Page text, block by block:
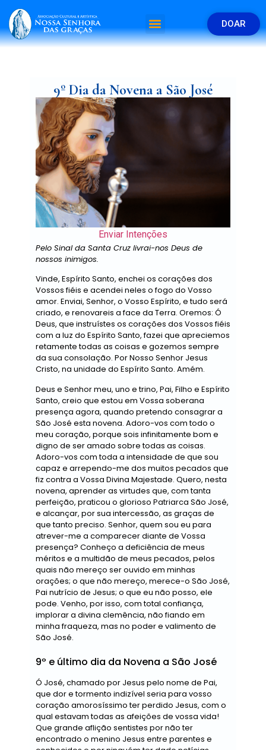
DOAR
9º Dia da Novena a São José
Enviar Intenções
Pelo Sinal da Santa Cruz livrai-nos Deus de
nossos inimigos.
Vinde, Espírito Santo, enchei os corações dos
Vossos fiéis e acendei neles o fogo do Vosso
amor. Enviai, Senhor, o Vosso Espírito, e tudo será
criado, e renovareis a face da Terra. Oremos: Ó
Deus, que instruístes os corações dos Vossos fiéis
com a luz do Espírito Santo, fazei que apreciemos
retamente todas as coisas e gozemos sempre
da sua consolação. Por Nosso Senhor Jesus
Cristo, na unidade do Espírito Santo. Amém.
Deus e Senhor meu, uno e trino, Pai, Filho e Espírito
Santo, creio que estou em Vossa soberana
presença agora, quando pretendo consagrar a
São José esta novena. Adoro-vos com todo o
meu coração, porque sois infinitamente bom e
digno de ser amado sobre todas as coisas.
Adoro-vos com toda a intensidade de que sou
capaz e arrependo-me dos muitos pecados que
fiz contra a Vossa Divina Majestade. Quero, nesta
novena, aprender as virtudes que, com tanta
perfeição, praticou o glorioso Patriarca São José,
e alcançar, por sua intercessão, as graças de
que tanto preciso. Senhor, quem sou eu para
atrever-me a comparecer diante de Vossa
presença? Conheço a deficiência de meus
méritos e a multidão de meus pecados, pelos
quais não mereço ser ouvido em minhas
orações; o que não mereço, merece-o São José,
Pai nutrício de Jesus; o que eu não posso, ele
pode. Venho, por isso, com total confiança,
implorar a divina clemência, não fiando em
minha fraqueza, mas no poder e valimento de
São José.
9º e último dia da Novena a São José
Ó José, chamado por Jesus pelo nome de Pai,
que dor e tormento indizível seria para vosso
coração amorosíssimo ter perdido Jesus, com o
qual estavam todas as afeições de vossa vida!
Que grande aflição sentistes por não ter
encontrado o menino Jesus entre parentes e